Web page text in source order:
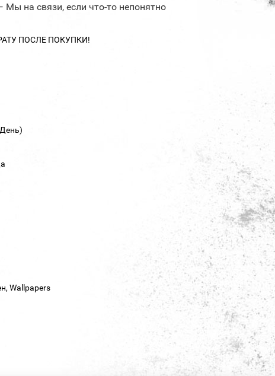
Мы на связи, если что-то непонятно
ПОСЛЕ ПОКУПКИ!
Wallpapers